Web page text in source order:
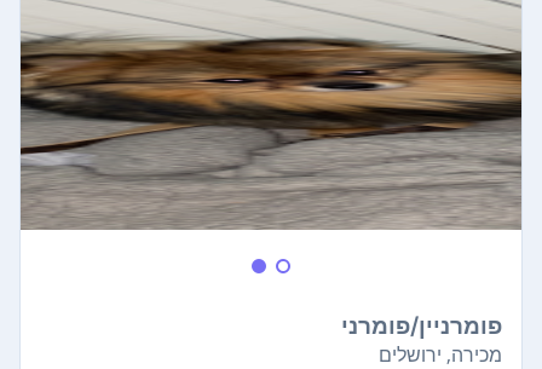
פומרניין/פומרני
מכירה, ירושלים